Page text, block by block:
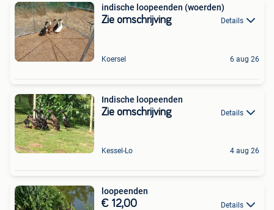
indische loopeenden (woerden)
Zie omschrijving Details
Koersel 6 aug 26
Indische loopeenden
Zie omschrijving Details
Kessel-Lo 4 aug 26
loopeenden
€ 12,00 Details